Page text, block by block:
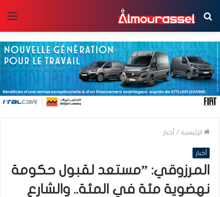
بحث
عن
الرئيسية / أخبار
أخبار
المرزوقي: ”مستعد لقبول حكومة
نهضوية مئة في المئة.. والشارع